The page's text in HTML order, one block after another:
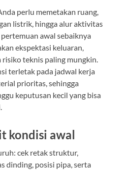
perlu memetakan ruang,
listrik, hingga alur aktivitas
awal sebaiknya
ekspektasi keluaran,
risiko teknis paling mungkin.
terletak pada jadwal kerja
prioritas, sehingga
keputusan kecil yang bisa
kondisi awal
cek retak struktur,
dinding, posisi pipa, serta